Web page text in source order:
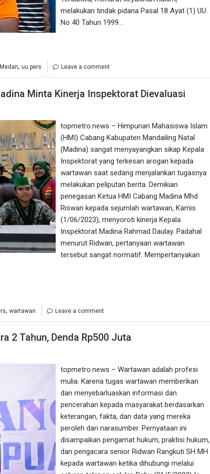
melakukan tindak pidana Pasal 18 Ayat (1) UU
No 40 Tahun 1999…
, uu pers Leave a comment
Minta Kinerja Inspektorat Dievaluasi
topmetro.news – Himpunan Mahasiswa Islam
(HMI) Cabang Kabupaten Mandailing Natal
(Madina) sangat menyayangkan sikap Kepala
Inspektorat yang terkesan arogan kepada
wartawan saat sedang menjalankan tugasnya
melakukan peliputan berita. Demikian
penegasan Ketua HMI Cabang Madina Mhd
Riswan kepada sejumlah wartawan, Kamis
(1/06/2023), menyoroti kinerja Kepala
Inspektorat Madina Rahmad Daulay. Padahal
menurut Ridwan, pertanyaan wartawan
tersebut sangat normatif. Mempertanyakan
, wartawan Leave a comment
2 Tahun, Denda Rp500 Juta
topmetro.news – Wartawan adalah profesi
mulia. Karena tugas wartawan memberikan
dan menyebarluaskan informasi dan
pencerahan kepada masyarakat berdasarkan
keterangan, fakta, dan data yang mereka
peroleh dari narasumber. Pernyataan ini
disampaikan pengamat hukum, praktisi hukum,
dan pengacara senior Ridwan Rangkuti SH MH
kepada wartawan ketika dihubungi melalui